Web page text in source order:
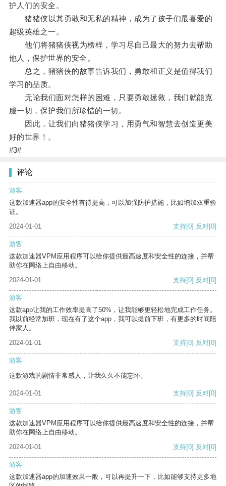
护人们的安全。
猪猪侠以其勇敢和无私的精神，成为了孩子们最喜爱的
超级英雄之一。
他们将猪猪侠视为榜样，学习尽自己最大的努力去帮助
他人，保护世界的安全。
总之，猪猪侠的故事告诉我们，勇敢和正义是值得我们
学习的品质。
无论我们面对怎样的困难，只要勇敢拯救，我们就能克
服一切，保护我们所珍惜的一切。
因此，让我们向猪猪侠学习，用勇气和智慧去创造更美
好的世界！。
#3#
评论
游客
这款加速器app的安全性有待提高，可以加强防护措施，比如增加双重验
证。
2024-01-01
支持[0] 反对[0]
游客
这款加速器VPM应用程序可以给你提供最高速度和安全性的连接，并帮
助你在网络上自由移动。
2024-01-01
支持[0] 反对[0]
游客
这款app让我的工作效率提高了50%，让我能够更轻松地完成工作任务。
我以前经常加班，现在有了这个app，我可以提前下班，有更多的时间陪
伴家人。
2024-01-01
支持[0] 反对[0]
游客
这款游戏的剧情非常感人，让我久久不能忘怀。
2024-01-01 支持[0] 反对[0]
游客
这款加速器VPM应用程序可以给你提供最高速度和安全性的连接，并帮
助你在网络上自由移动。
2024-01-01
支持[0] 反对[0]
游客
这款加速器app的加速效果一般，可以再提升一下，比如能够支持更多地